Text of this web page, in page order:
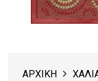
ΑΡΧΙΚΗ